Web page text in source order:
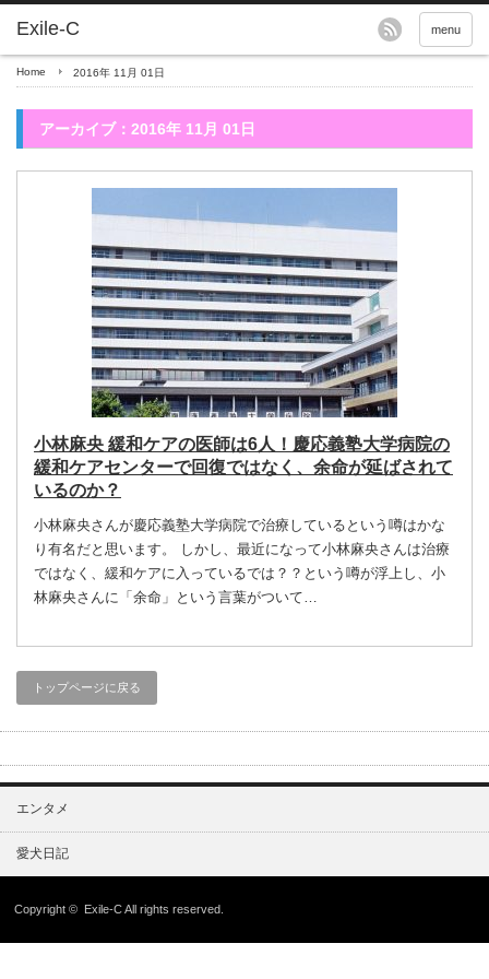
menu
Home 2016年 11月 01日
アーカイブ：2016年 11月 01日
小林麻央 緩和ケアの医師は6人！慶応義塾大学病院の
緩和ケアセンターで回復ではなく、余命が延ばされて
いるのか？
小林麻央さんが慶応義塾大学病院で治療しているという噂はかな
り有名だと思います。 しかし、最近になって小林麻央さんは治療
ではなく、緩和ケアに入っているでは？？という噂が浮上し、小
林麻央さんに「余命」という言葉がついて…
トップページに戻る
エンタメ
愛犬日記
Copyright © Exile-CAll rights reserved.